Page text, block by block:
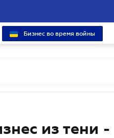
Бизнес во время войны
из тени -